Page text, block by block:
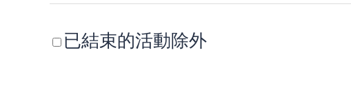
已結束的活動除外